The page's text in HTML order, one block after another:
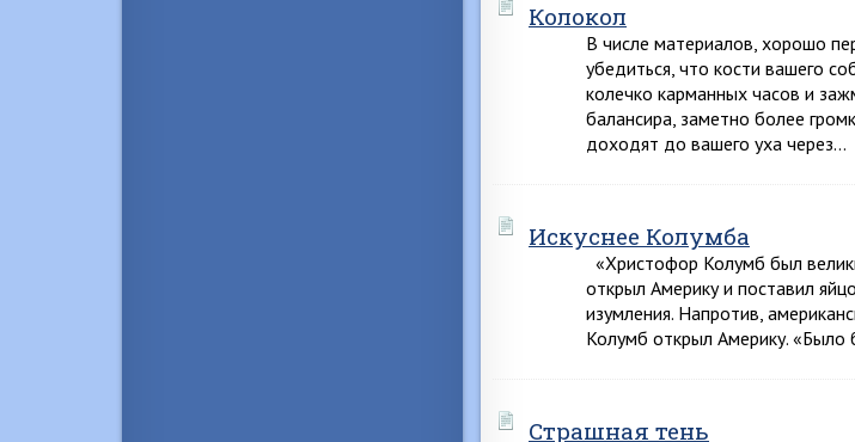
Колокол
В числе материалов, хорошо
убедиться, что кости вашего
колечко карманных часов и
балансира, заметно более
доходят до вашего уха через…
Искуснее Колумба
«Христофор Колумб был
открыл Америку и поставил
изумления. Напротив,
Колумб открыл Америку. «Было
Страшная тень